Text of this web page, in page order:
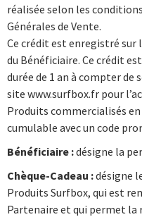
réalisée selon les
Générales de Vente.
Ce crédit est enregistré sur
du Bénéficiaire. Ce crédit
durée de 1 an à compter
site www.surfbox.fr pour
Produits commercialisés en
cumulable avec un code
Bénéficiaire :désigne la
Chèque-Cadeau :désigne
Produits Surfbox, qui est
Partenaire et qui permet